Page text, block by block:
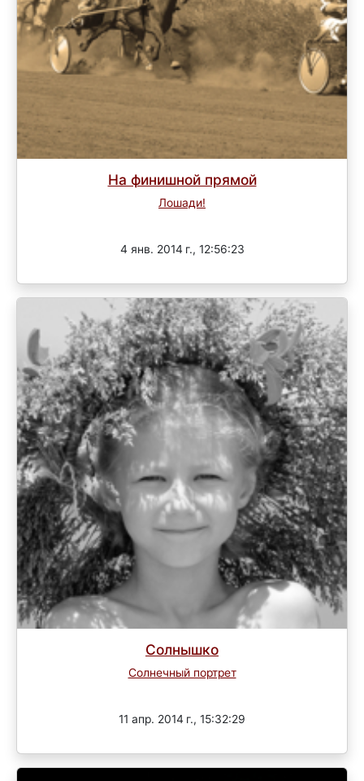
На финишной прямой
Лошади!
4 янв. 2014 г., 12:56:23
Солнышко
Солнечный портрет
11 апр. 2014 г., 15:32:29